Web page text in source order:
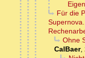
Für die
Ohne
CalBaer,